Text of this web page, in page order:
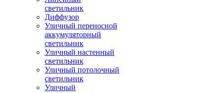
светильник
Диффузор
Уличный переносной
аккумуляторный
светильник
Уличный настенный
светильник
Уличный потолочный
светильник
Уличный